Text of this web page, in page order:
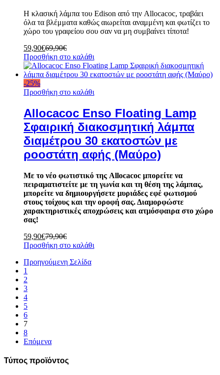
Η κλασική λάμπα του Edison από την Allocacoc, τραβάει
όλα τα βλέμματα καθώς αιωρείται αναμμένη και φωτίζει το
χώρο του γραφείου σου σαν να μη συμβαίνει τίποτα!
59,90€69,90€
Προσθήκη στο καλάθι
-25%
Προσθήκη στο καλάθι
Allocacoc Enso Floating Lamp
Σφαιρική διακοσμητική λάμπα
διαμέτρου 30 εκατοστών με
ροοστάτη αφής (Μαύρο)
Με το νέο φωτιστικό της Allocacoc μπορείτε να
πειραματιστείτε με τη γωνία και τη θέση της λάμπας,
μπορείτε να δημιουργήσετε μυριάδες εφέ φωτισμού
στους τοίχους και την οροφή σας. Διαμορφώστε
χαρακτηριστικές αποχρώσεις και ατμόσφαιρα στο χώρο
σας!
59,90€79,90€
Προσθήκη στο καλάθι
Προηγούμενη Σελίδα
1
2
3
4
5
6
7
8
Επόμενα
Τύπος προϊόντος